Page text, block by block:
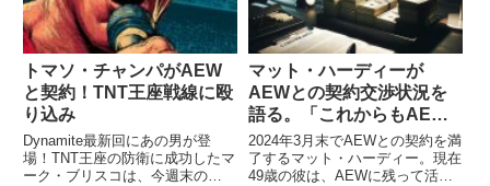
トマソ・チャンパがAEW
と契約！TNT王座戦線に殴
り込み
Dynamite最新回にあの男が登
場！TNT王座の防衛に成功したマ
ーク・ブリスコは、今週末の
マット・ハーディーが
AEWとの契約交渉状況を
語る。「これからもAEW
で働くかもしれないが、ま
だ決めかねている」
2024年3月末でAEWとの契約を満
了するマット・ハーディー。現在
49歳の彼は、AEWに残って活動